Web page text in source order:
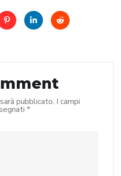
pubblicato. I campi
*